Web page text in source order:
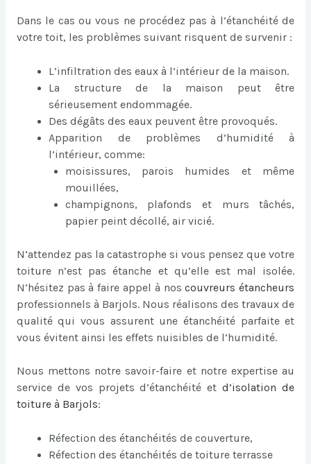
Dans le cas ou vous ne procédez pas à l’étanchéité de
votre toit, les problèmes suivant risquent de survenir :
L’infiltration des eaux à l’intérieur de la maison.
La structure de la maison peut être
sérieusement endommagée.
Des dégâts des eaux peuvent être provoqués.
Apparition de problèmes d’humidité à
l’intérieur, comme:
moisissures, parois humides et même
mouillées,
champignons, plafonds et murs tâchés,
papier peint décollé, air vicié.
N’attendez pas la catastrophe si vous pensez que votre
toiture n’est pas étanche et qu’elle est mal isolée.
N’hésitez pas à faire appel à nos couvreurs étancheurs
professionnels à Barjols. Nous réalisons des travaux de
qualité qui vous assurent une étanchéité parfaite et
vous évitent ainsi les effets nuisibles de l’humidité.
Nous mettons notre savoir-faire et notre expertise au
service de vos projets d’étanchéité etd’isolation de
toiture à Barjols:
Réfection des étanchéités de couverture,
Réfection des étanchéités de toiture terrasse